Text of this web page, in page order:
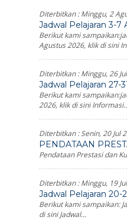
Diterbitkan :Minggu, 2
Jadwal Pelajaran 3-7
Berikut kami
Agustus 2026, klik di sini
Diterbitkan :Minggu, 26
Jadwal Pelajaran 27-
Berikut kami
2026, klik di sini
Diterbitkan :Senin, 20 Jul
PENDATAAN
Pendataan Prestasi dan
Diterbitkan :Minggu, 19
Jadwal Pelajaran 20-
Berikut kami sampaikan:
di sini Jadwal...